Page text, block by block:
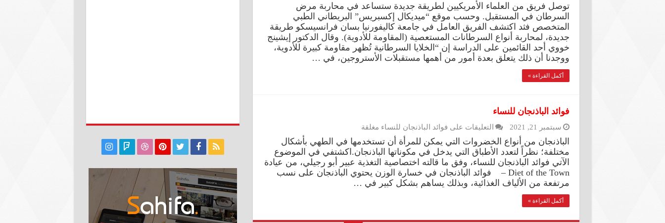
توصل فريق من العلماء الأمريكيين لطريقة جديدة ستساعد في محاربة مرض
السرطان في المستقبل. وحسب موقع “ميديكال إكسبريس” البريطاني الطبي
المتخصص فثد اكتشف الفريق العامل في جامعة كاليفورنيا بسان فرانسيسكو طريقة
جديدة، لمحاربة أنواع السرطانات المستعصية (المقاومة للأدوية). وقال الدكتور إيشينج
خووي أحد القائمين على الدراسة إن “الخلايا السرطانية تُظهر مقاومة كبيرة للأدوية،
ووجدنا أن ذلك يتعلق بعدة أمور من أهمها مستقبلات الأستروجين، في …
أكمل القراءة »
فوائد الباذنجان للنساء
سبتمبر 21, 2021 التعليقات على فوائد الباذنجان للنساء مغلقة
الباذنجان من أنواع الخضروات التي يمكن للمرأة أن تستخدمها في الطهي بأشكال
مختلفة؛ نظراً لتعدد الأطباق التي يدخل في مكوناتها الباذنجان.اكشتفي في الموضوع
الآتي فوائد الباذنجان للنساء، وفق ما قالته اختصاصية التغذية عبير أبو رجيلي، من عيادة
Diet of the Town – فوائد الباذنجان في خسارة الوزن يحتوي الباذنجان على نسب
مرتفعة من الألياف الغذائية، وبذلك يساهم بشكل كبير في …
أكمل القراءة »